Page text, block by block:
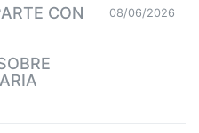
CON
08/06/2026